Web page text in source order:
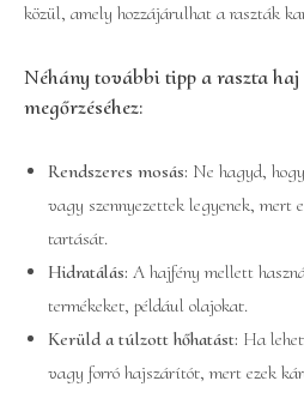
közül, amely hozzájárulhat a raszták
Néhány további tipp a raszta haj
megőrzéséhez:
Rendszeres mosás: Ne hagyd,
vagy szennyezettek legyenek, mert
tartását.
Hidratálás: A hajfény mellett
termékeket, például olajokat.
Kerüld a túlzott hőhatást: Ha
vagy forró hajszárítót, mert ezek